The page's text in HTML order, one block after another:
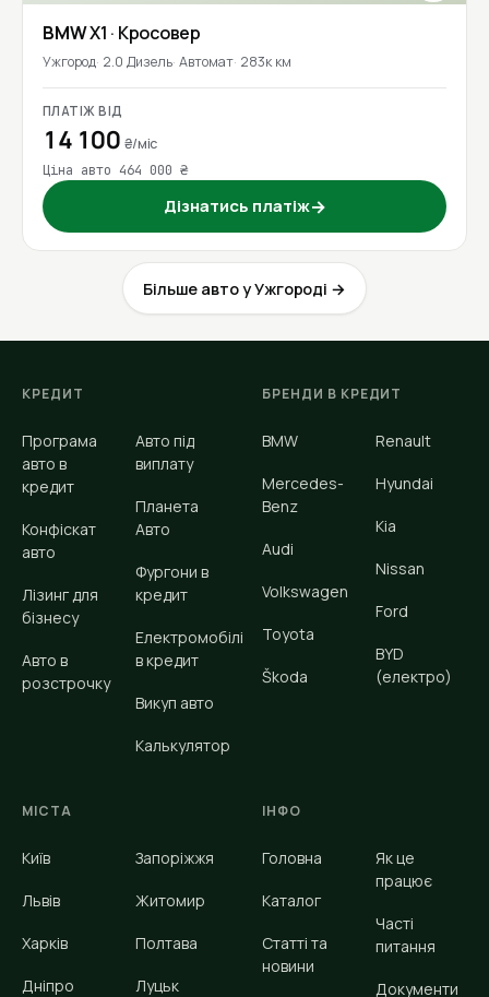
BMWX1 · Кросовер
Ужгород 2.0 Дизель Автомат 283к км
ПЛАТІЖ ВІД
14 100 ₴/міс
Ціна авто 464 000 ₴
Дізнатись платіж→
Більше авто у Ужгороді →
КРЕДИТ
Програма
авто в
кредит
Конфіскат
авто
Лізинг для
бізнесу
Авто в
розстрочку
Авто під
виплату
Планета
Авто
Фургони в
кредит
Електромобілі
в кредит
Викуп авто
Калькулятор
БРЕНДИ В КРЕДИТ
BMW
Mercedes-
Benz
Audi
Volkswagen
Toyota
Škoda
Renault
Hyundai
Kia
Nissan
Ford
BYD
(електро)
МІСТА
Київ
Львів
Харків
Дніпро
Запоріжжя
Житомир
Полтава
Луцьк
ІНФО
Головна
Каталог
Статті та
новини
Як це
працює
Часті
питання
Документи